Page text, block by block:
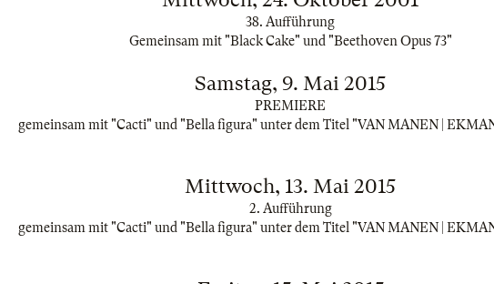
38. Aufführung
Gemeinsam mit "Black Cake" und "Beethoven Opus 73"
Samstag, 9. Mai 2015
PREMIERE
gemeinsam mit "Cacti" und "Bella figura" unter dem Titel "VAN MANEN |
Mittwoch, 13. Mai 2015
2. Aufführung
gemeinsam mit "Cacti" und "Bella figura" unter dem Titel "VAN MANEN |